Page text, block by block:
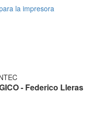
- Federico Lleras